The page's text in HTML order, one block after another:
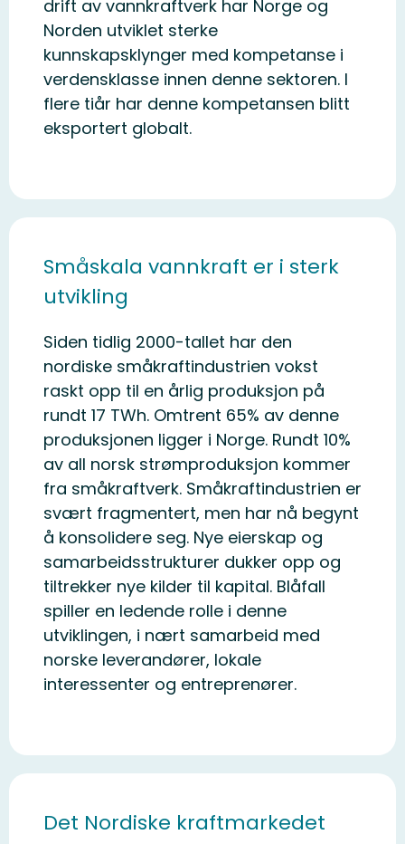
drift av vannkraftverk har Norge og
Norden utviklet sterke
kunnskapsklynger med kompetanse i
verdensklasse innen denne sektoren. I
flere tiår har denne kompetansen blitt
eksportert globalt.
Småskala vannkraft er i sterk
utvikling
Siden tidlig 2000-tallet har den
nordiske småkraftindustrien vokst
raskt opp til en årlig produksjon på
rundt 17 TWh. Omtrent 65% av denne
produksjonen ligger i Norge. Rundt 10%
av all norsk strømproduksjon kommer
fra småkraftverk. Småkraftindustrien er
svært fragmentert, men har nå begynt
å konsolidere seg. Nye eierskap og
samarbeidsstrukturer dukker opp og
tiltrekker nye kilder til kapital. Blåfall
spiller en ledende rolle i denne
utviklingen, i nært samarbeid med
norske leverandører, lokale
interessenter og entreprenører.
Det Nordiske kraftmarkedet